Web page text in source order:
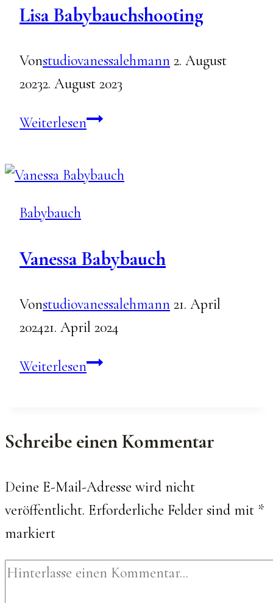
Lisa Babybauchshooting
Vonstudiovanessalehmann 2. August
20232. August 2023
WeiterlesenLisa
Babybauch
Vanessa Babybauch
Vonstudiovanessalehmann 21. April
202421. April 2024
WeiterlesenVanessa
Schreibe einen Kommentar
Deine E-Mail-Adresse wird nicht
veröffentlicht. Erforderliche Felder sind mit *
markiert